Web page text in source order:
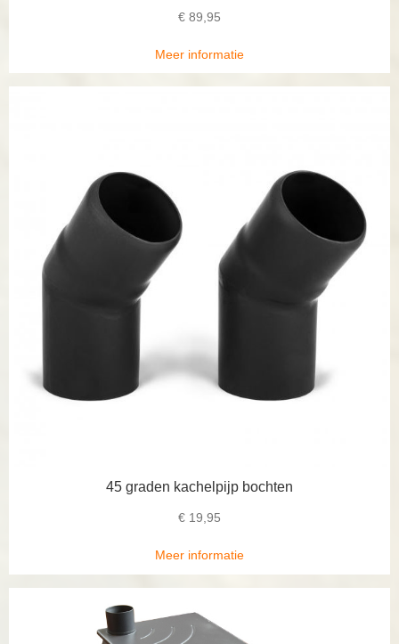
€ 89,95
Meer informatie
45 graden kachelpijp bochten
€ 19,95
Meer informatie